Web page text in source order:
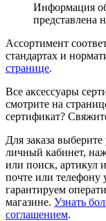
Информация
представлена
Ассортимент
стандартах и
странице.
Все аксессуары
смотрите на
сертификат?
Для заказа
личный кабинет,
или поиск, артикул
почте или
гарантируем
магазине. Узнать
соглашением.